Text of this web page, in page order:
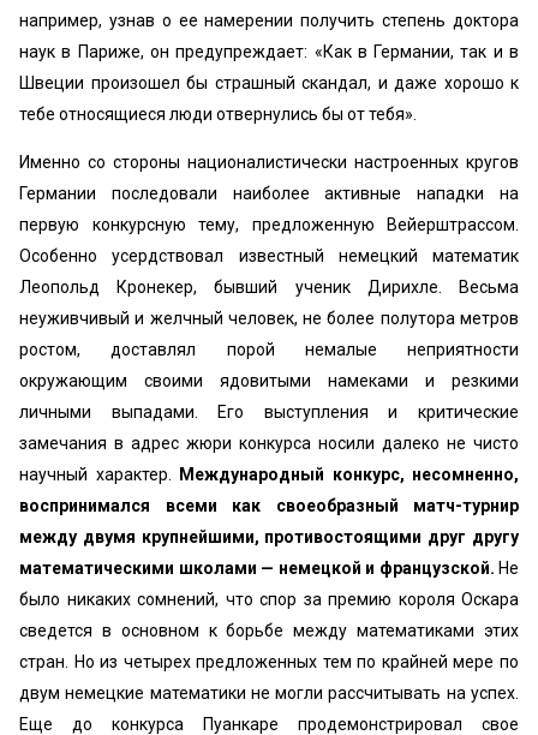
например, узнав о ее намерении по­лучить степень доктора
наук в Париже, он предупреж­дает: «Как в Германии, так и в
Швеции произошел бы страшный скандал, и даже хорошо к
тебе относящиеся люди отвернулись бы от тебя».
Именно со стороны националистически настроенных кругов
Германии последовали наиболее активные напад­ки на
первую конкурсную тему, предложенную Вейерштрассом.
Особенно усердствовал известный немецкий математик
Леопольд Кронекер, бывший ученик Дирихле. Весьма
неуживчивый и желчный человек, не более по­лутора метров
ростом, доставлял порой немалые неприят­ности
окружающим своими ядовитыми намеками и рез­кими
личными выпадами. Его выступления и критиче­ские
замечания в адрес жюри конкурса носили далеко не чисто
научный характер.
Международный конкурс, несомненно,
воспринимался всеми как своеобразный матч-турнир
между двумя крупнейшими, противостоя­щими друг другу
математическими школами — немец­кой и французской. Не
было никаких сомнений, что спор за премию короля Оскара
сведется в основном к борьбе между математиками этих
стран. Но из четырех предложенных тем по крайней мере по
двум немецкие математики не могли рассчитывать на успех.
Еще до конкурса Пуанкаре продемонстрировал свое